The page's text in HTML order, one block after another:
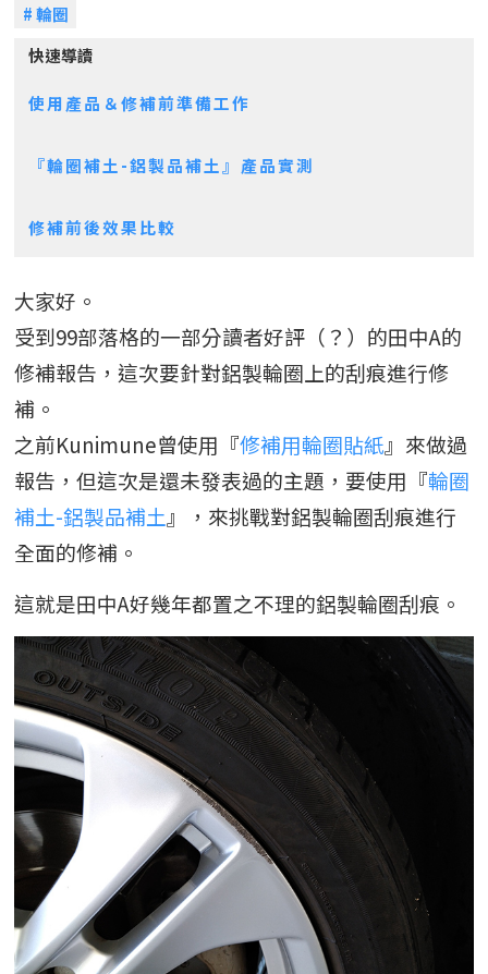
# 輪圈
快速導讀
使用產品＆修補前準備工作
『輪圈補土-鋁製品補土』產品實測
修補前後效果比較
大家好。
受到99部落格的一部分讀者好評（？）的田中A的
修補報告，這次要針對鋁製輪圈上的刮痕進行修
補。
之前Kunimune曾使用『修補用輪圈貼紙』來做過
報告，但這次是還未發表過的主題，要使用『輪圈
補土-鋁製品補土』，來挑戰對鋁製輪圈刮痕進行
全面的修補。
這就是田中A好幾年都置之不理的鋁製輪圈刮痕。